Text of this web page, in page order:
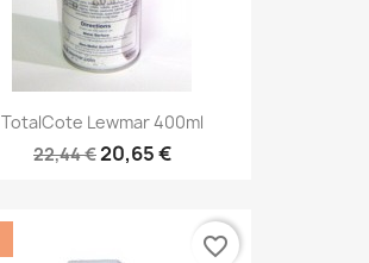
TotalCote Lewmar 400ml
22,44 €20,65 €
favorite_border